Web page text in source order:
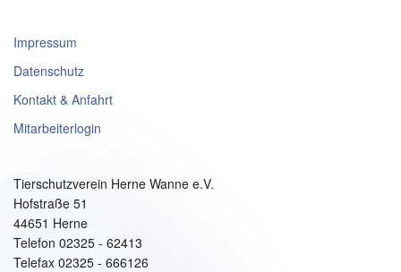
Impressum
Datenschutz
Kontakt & Anfahrt
Mitarbeiterlogin
Tierschutzverein Herne Wanne e.V.
Hofstraße 51
44651 Herne
Telefon 02325 - 62413
Telefax 02325 - 666126